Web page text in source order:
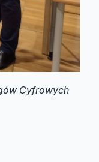
Cyfrowych